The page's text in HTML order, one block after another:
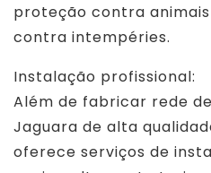
proteção contra
contra intempéries.
Instalação profissional:
Além de fabricar rede
Jaguara de alta
oferece serviços de